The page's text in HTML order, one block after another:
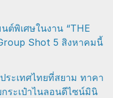
ต์พิเศษในงาน “THE
Shot 5 สิงหาคมนี้
ระเทศไทยที่สยาม ทาคา
ระเป๋าไนลอนดีไซน์มินิ